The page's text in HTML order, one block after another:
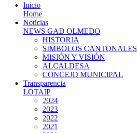
Inicio
Home
Noticias
NEWS GAD OLMEDO
HISTORIA
SIMBOLOS CANTONALES
MISIÓN Y VISIÓN
ALCALDESA
CONCEJO MUNICIPAL
Transparencia
LOTAIP
2024
2023
2022
2021